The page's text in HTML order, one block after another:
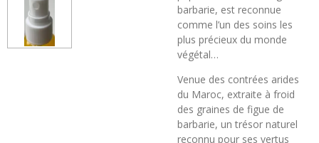
barbarie, est reconnue
comme l’un des soins les
plus précieux du monde
végétal…
Venue des contrées arides
du Maroc, extraite à froid
des graines de figue de
barbarie, un trésor naturel
reconnu pour ses vertus